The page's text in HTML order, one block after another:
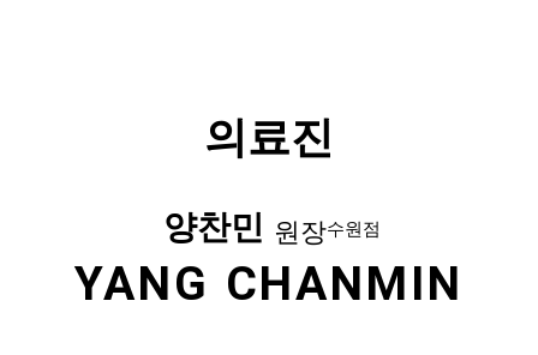
의료진
양찬민 원장수원점
YANG CHANMIN